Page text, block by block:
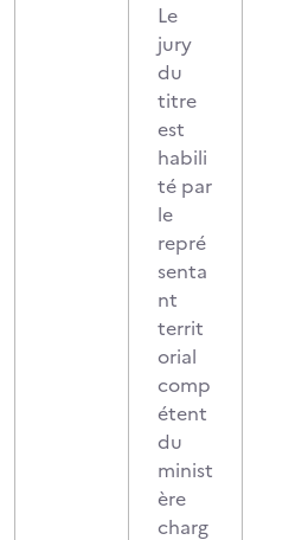
Le
jury
du
titre
est
habili
té par
le
repré
senta
nt
territ
orial
comp
étent
du
minist
ère
charg